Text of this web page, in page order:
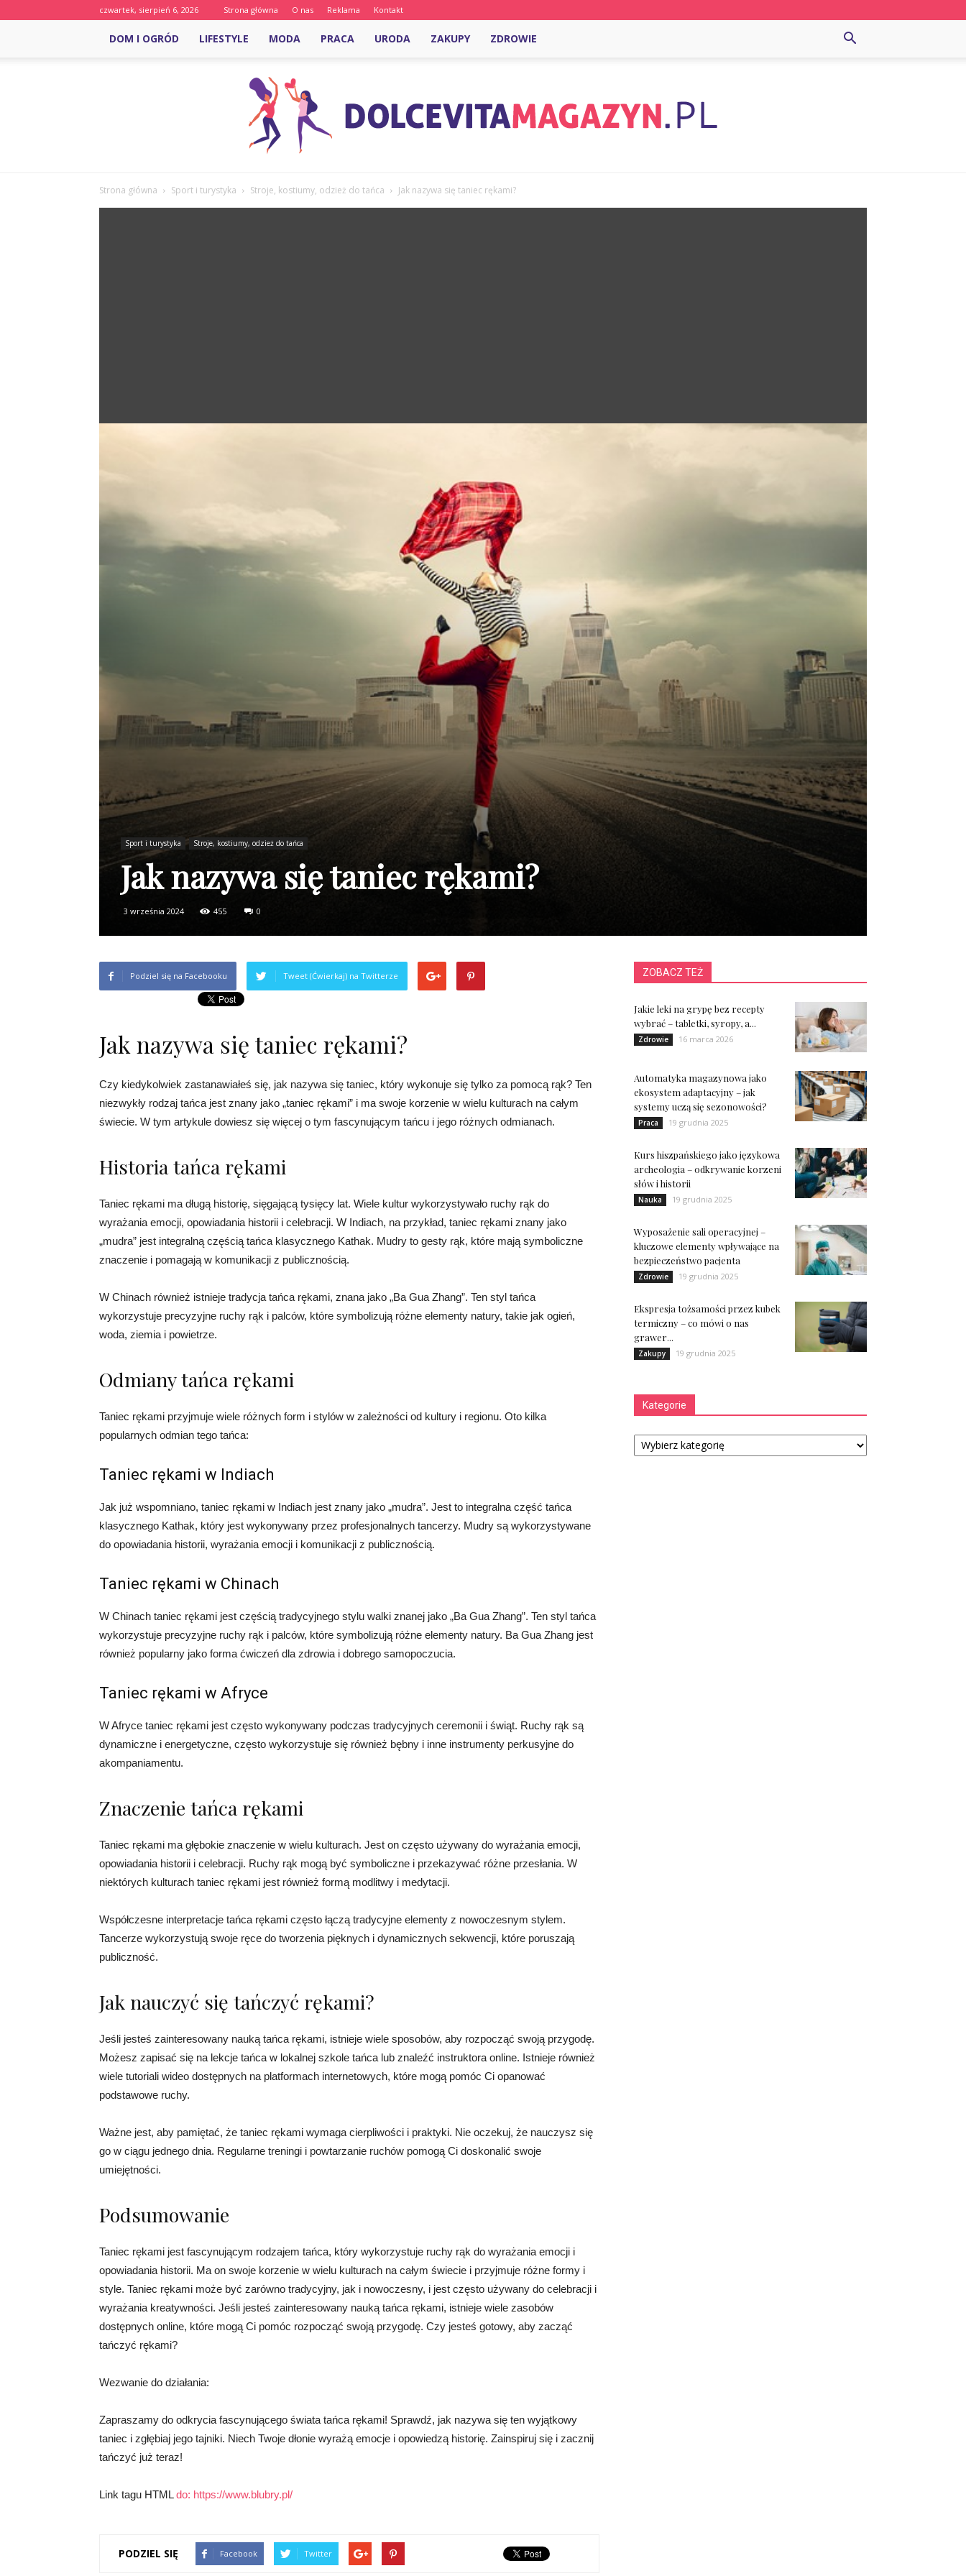
czwartek, sierpień 6, 2026 Strona główna O nas Reklama Kontakt
DOM I OGRÓD LIFESTYLE MODA PRACA URODA ZAKUPY ZDROWIE
DolcevitaMagazyn.pl
Strona główna Sport i turystyka Stroje, kostiumy, odzież do tańca Jak nazywa się taniec rękami?
Sport i turystyka Stroje, kostiumy, odzież do tańca
Jak nazywa się taniec rękami?
3 września 2024 455 0
Podziel się na Facebooku Tweet (Ćwierkaj) na Twitterze
Jak nazywa się taniec rękami?
Czy kiedykolwiek zastanawiałeś się, jak nazywa się taniec, który wykonuje się tylko za pomocą rąk? Ten
niezwykły rodzaj tańca jest znany jako „taniec rękami” i ma swoje korzenie w wielu kulturach na całym
świecie. W tym artykule dowiesz się więcej o tym fascynującym tańcu i jego różnych odmianach.
Historia tańca rękami
Taniec rękami ma długą historię, sięgającą tysięcy lat. Wiele kultur wykorzystywało ruchy rąk do
wyrażania emocji, opowiadania historii i celebracji. W Indiach, na przykład, taniec rękami znany jako
„mudra” jest integralną częścią tańca klasycznego Kathak. Mudry to gesty rąk, które mają symboliczne
znaczenie i pomagają w komunikacji z publicznością.
W Chinach również istnieje tradycja tańca rękami, znana jako „Ba Gua Zhang”. Ten styl tańca
wykorzystuje precyzyjne ruchy rąk i palców, które symbolizują różne elementy natury, takie jak ogień,
woda, ziemia i powietrze.
Odmiany tańca rękami
Taniec rękami przyjmuje wiele różnych form i stylów w zależności od kultury i regionu. Oto kilka
popularnych odmian tego tańca:
Taniec rękami w Indiach
Jak już wspomniano, taniec rękami w Indiach jest znany jako „mudra”. Jest to integralna część tańca
klasycznego Kathak, który jest wykonywany przez profesjonalnych tancerzy. Mudry są wykorzystywane
do opowiadania historii, wyrażania emocji i komunikacji z publicznością.
Taniec rękami w Chinach
W Chinach taniec rękami jest częścią tradycyjnego stylu walki znanej jako „Ba Gua Zhang”. Ten styl tańca
wykorzystuje precyzyjne ruchy rąk i palców, które symbolizują różne elementy natury. Ba Gua Zhang jest
również popularny jako forma ćwiczeń dla zdrowia i dobrego samopoczucia.
Taniec rękami w Afryce
W Afryce taniec rękami jest często wykonywany podczas tradycyjnych ceremonii i świąt. Ruchy rąk są
dynamiczne i energetyczne, często wykorzystuje się również bębny i inne instrumenty perkusyjne do
akompaniamentu.
Znaczenie tańca rękami
Taniec rękami ma głębokie znaczenie w wielu kulturach. Jest on często używany do wyrażania emocji,
opowiadania historii i celebracji. Ruchy rąk mogą być symboliczne i przekazywać różne przesłania. W
niektórych kulturach taniec rękami jest również formą modlitwy i medytacji.
Współczesne interpretacje tańca rękami często łączą tradycyjne elementy z nowoczesnym stylem.
Tancerze wykorzystują swoje ręce do tworzenia pięknych i dynamicznych sekwencji, które poruszają
publiczność.
Jak nauczyć się tańczyć rękami?
Jeśli jesteś zainteresowany nauką tańca rękami, istnieje wiele sposobów, aby rozpocząć swoją przygodę.
Możesz zapisać się na lekcje tańca w lokalnej szkole tańca lub znaleźć instruktora online. Istnieje również
wiele tutoriali wideo dostępnych na platformach internetowych, które mogą pomóc Ci opanować
podstawowe ruchy.
Ważne jest, aby pamiętać, że taniec rękami wymaga cierpliwości i praktyki. Nie oczekuj, że nauczysz się
go w ciągu jednego dnia. Regularne treningi i powtarzanie ruchów pomogą Ci doskonalić swoje
umiejętności.
Podsumowanie
Taniec rękami jest fascynującym rodzajem tańca, który wykorzystuje ruchy rąk do wyrażania emocji i
opowiadania historii. Ma on swoje korzenie w wielu kulturach na całym świecie i przyjmuje różne formy i
style. Taniec rękami może być zarówno tradycyjny, jak i nowoczesny, i jest często używany do celebracji i
wyrażania kreatywności. Jeśli jesteś zainteresowany nauką tańca rękami, istnieje wiele zasobów
dostępnych online, które mogą Ci pomóc rozpocząć swoją przygodę. Czy jesteś gotowy, aby zacząć
tańczyć rękami?
Wezwanie do działania:
Zapraszamy do odkrycia fascynującego świata tańca rękami! Sprawdź, jak nazywa się ten wyjątkowy
taniec i zgłębiaj jego tajniki. Niech Twoje dłonie wyrażą emocje i opowiedzą historię. Zainspiruj się i zacznij
tańczyć już teraz!
Link tagu HTMLdo: https://www.blubry.pl/
PODZIEL SIĘ Facebook Twitter
ZOBACZ TEŻ
Jakie leki na grypę bez recepty
wybrać – tabletki, syropy, a...
Zdrowie 16 marca 2026
Automatyka magazynowa jako
ekosystem adaptacyjny – jak
systemy uczą się sezonowości?
Praca 19 grudnia 2025
Kurs hiszpańskiego jako językowa
archeologia – odkrywanie korzeni
słów i historii
Nauka 19 grudnia 2025
Wyposażenie sali operacyjnej –
kluczowe elementy wpływające na
bezpieczeństwo pacjenta
Zdrowie 19 grudnia 2025
Ekspresja tożsamości przez kubek
termiczny – co mówi o nas
grawer...
Zakupy 19 grudnia 2025
Kategorie
Kategorie